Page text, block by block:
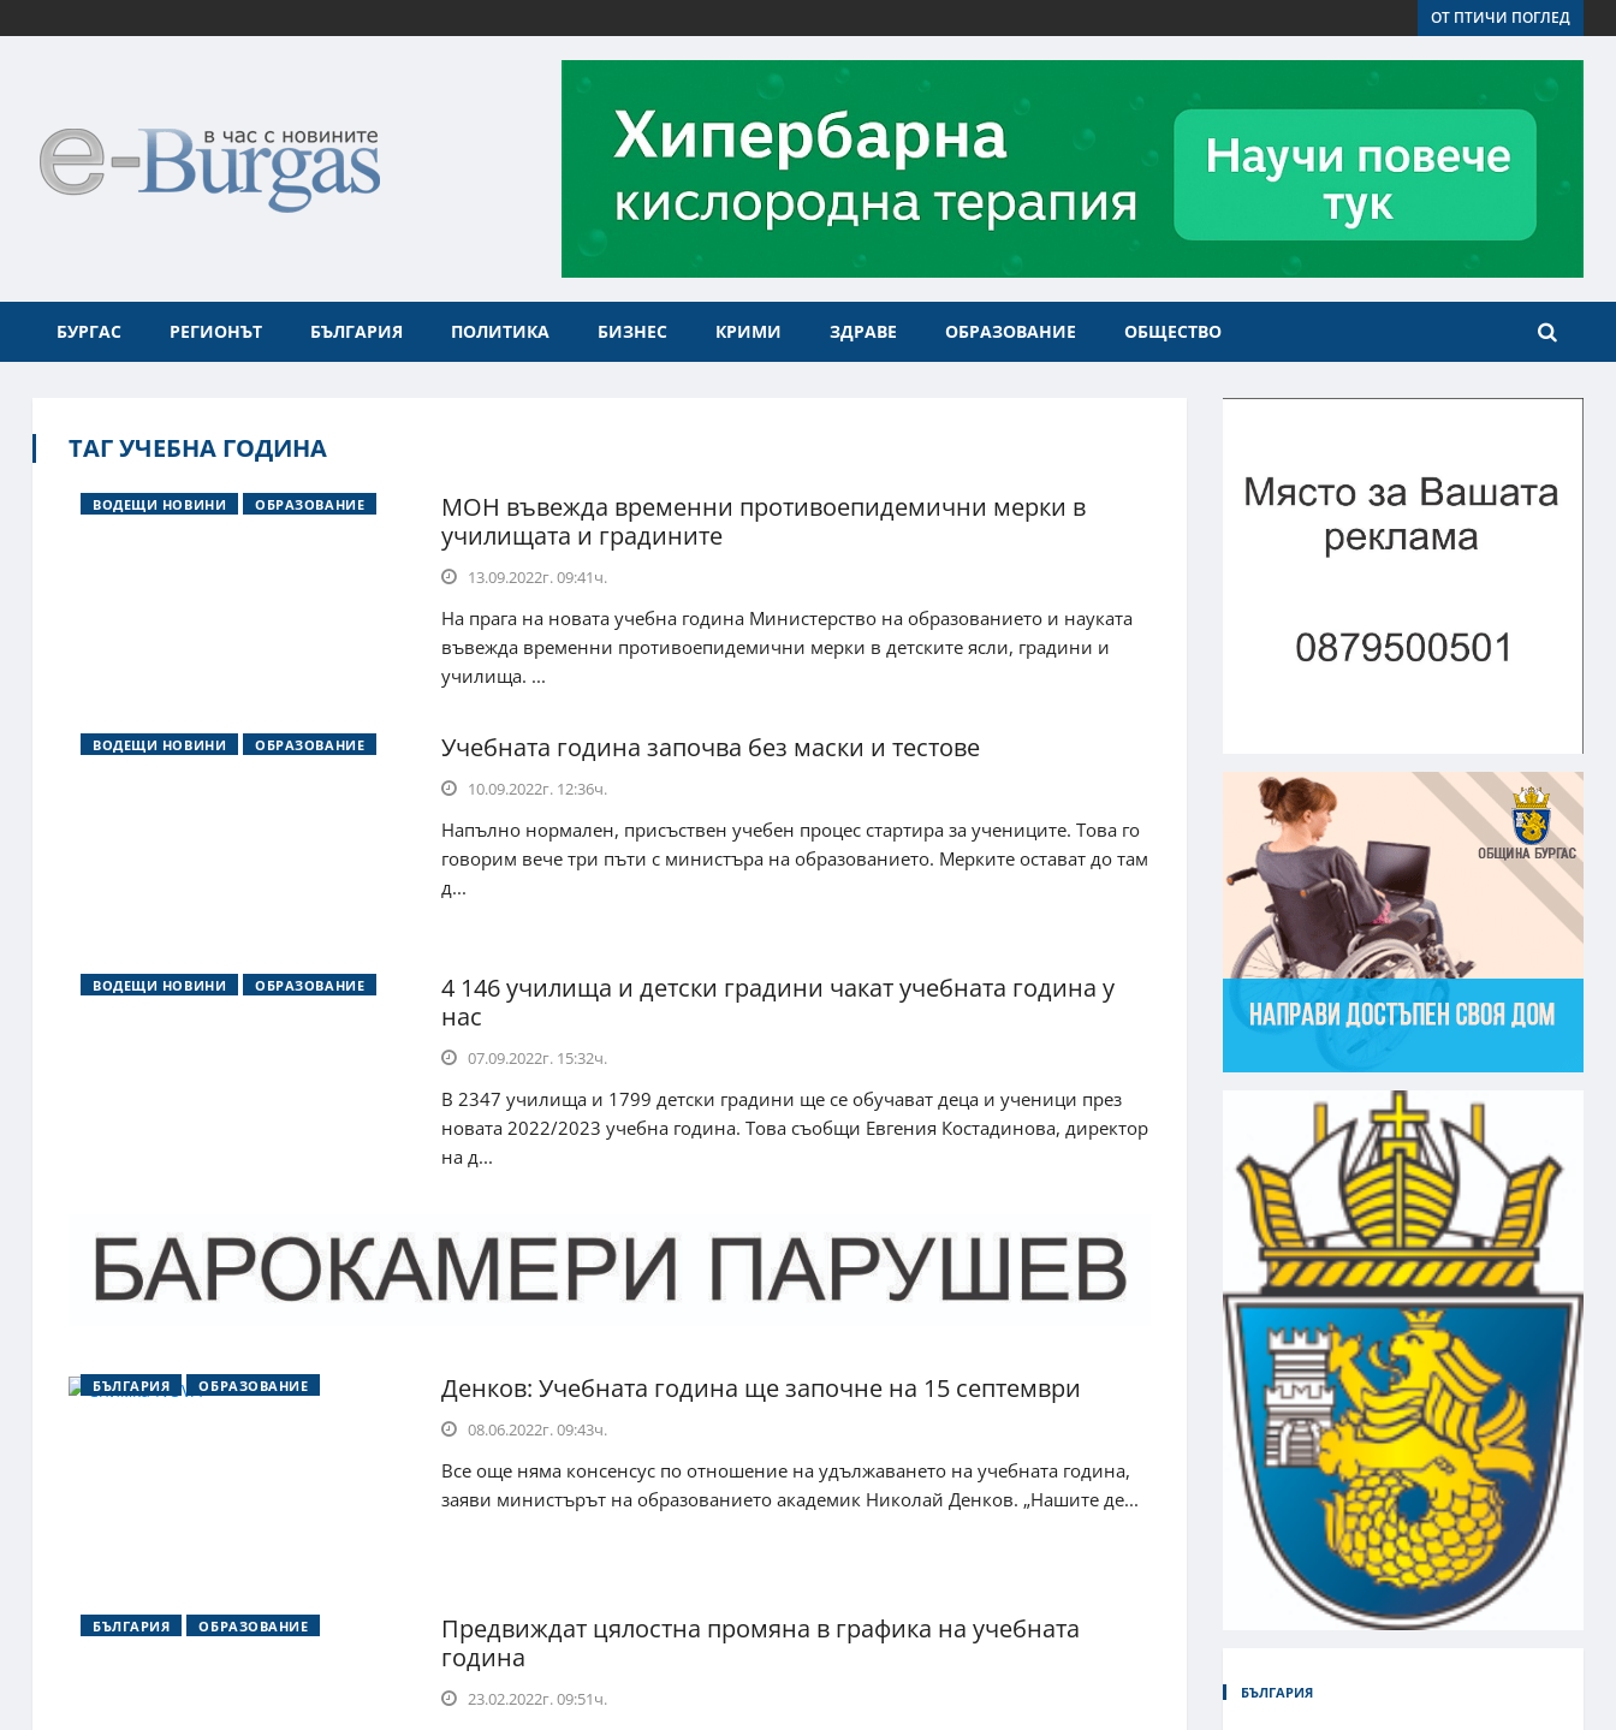
ОТ ПТИЧИ ПОГЛЕД
БУРГАС РЕГИОНЪТ БЪЛГАРИЯ ПОЛИТИКА БИЗНЕС КРИМИ ЗДРАВЕ ОБРАЗОВАНИЕ ОБЩЕСТВО
ТАГ УЧЕБНА ГОДИНА
ВОДЕЩИ НОВИНИ ОБРАЗОВАНИЕ
МОН въвежда временни противоепидемични мерки в
училищата и градините
13.09.2022г. 09:41ч.
На прага на новата учебна година Министерство на образованието и науката
въвежда временни противоепидемични мерки в детските ясли, градини и
училища. ...
ВОДЕЩИ НОВИНИ ОБРАЗОВАНИЕ Учебната година започва без маски и тестове
10.09.2022г. 12:36ч.
Напълно нормален, присъствен учебен процес стартира за учениците. Това го
говорим вече три пъти с министъра на образованието. Мерките остават до там
д...
ВОДЕЩИ НОВИНИ ОБРАЗОВАНИЕ
4 146 училища и детски градини чакат учебната година у
нас
07.09.2022г. 15:32ч.
В 2347 училища и 1799 детски градини ще се обучават деца и ученици през
новата 2022/2023 учебна година. Това съобщи Евгения Костадинова, директор
на д...
БЪЛГАРИЯ ОБРАЗОВАНИЕ Денков: Учебната година ще започне на 15 септември
08.06.2022г. 09:43ч.
Все още няма консенсус по отношение на удължаването на учебната година,
заяви министърът на образованието академик Николай Денков. „Нашите де...
БЪЛГАРИЯ ОБРАЗОВАНИЕ
Предвиждат цялостна промяна в графика на учебната
година
23.02.2022г. 09:51ч. БЪЛГАРИЯ